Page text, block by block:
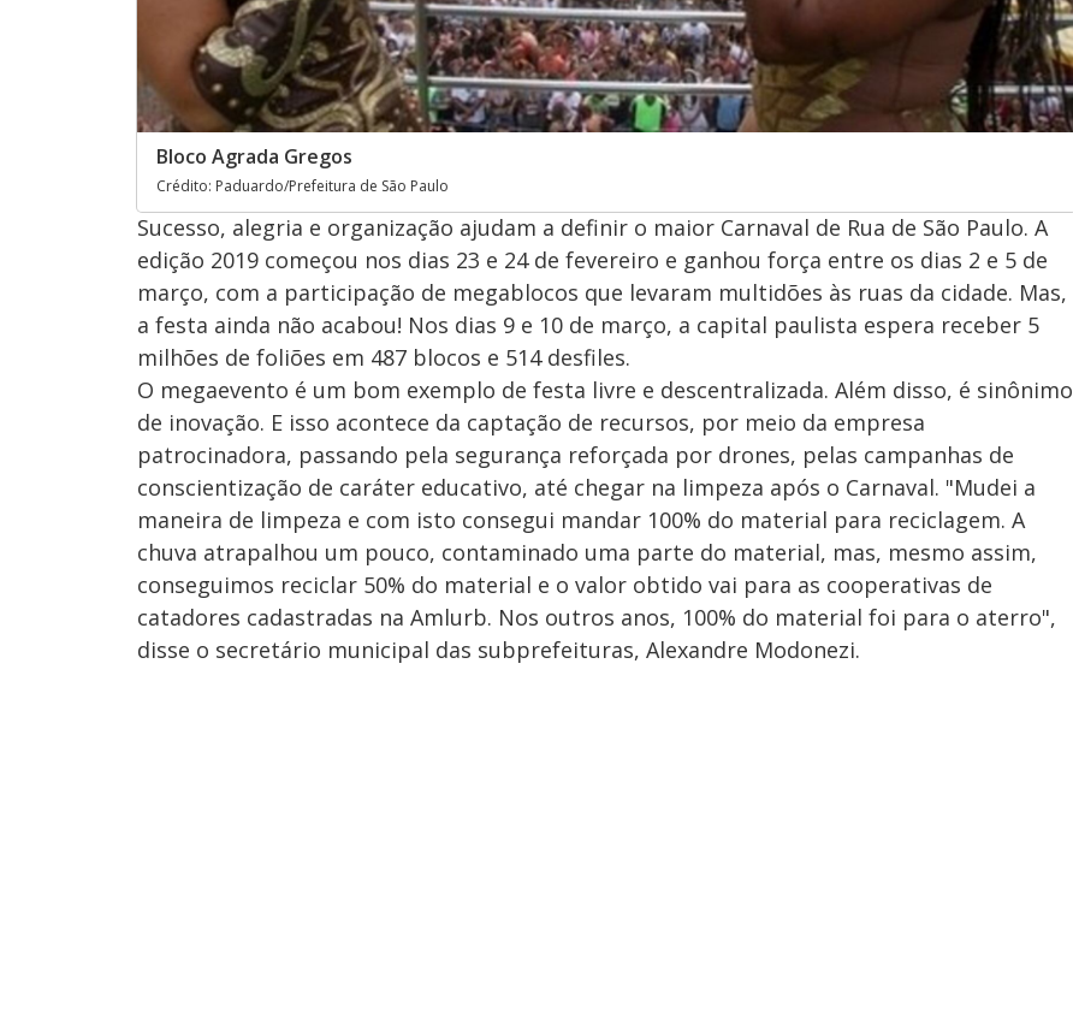
Bloco Agrada Gregos
Crédito: Paduardo/Prefeitura de São Paulo
Sucesso, alegria e organização ajudam a definir o maior Carnaval de Rua de São Paulo. A
edição 2019 começou nos dias 23 e 24 de fevereiro e ganhou força entre os dias 2 e 5 de
março, com a participação de megablocos que levaram multidões às ruas da cidade. Mas,
a festa ainda não acabou! Nos dias 9 e 10 de março, a capital paulista espera receber 5
milhões de foliões em 487 blocos e 514 desfiles.
O megaevento é um bom exemplo de festa livre e descentralizada. Além disso, é sinônimo
de inovação. E isso acontece da captação de recursos, por meio da empresa
patrocinadora, passando pela segurança reforçada por drones, pelas campanhas de
conscientização de caráter educativo, até chegar na limpeza após o Carnaval. "Mudei a
maneira de limpeza e com isto consegui mandar 100% do material para reciclagem. A
chuva atrapalhou um pouco, contaminado uma parte do material, mas, mesmo assim,
conseguimos reciclar 50% do material e o valor obtido vai para as cooperativas de
catadores cadastradas na Amlurb. Nos outros anos, 100% do material foi para o aterro",
disse o secretário municipal das subprefeituras, Alexandre Modonezi.